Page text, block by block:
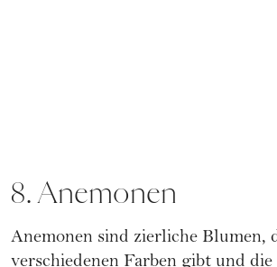
8. Anemonen
Anemonen sind zierliche Blumen,
verschiedenen Farben gibt und